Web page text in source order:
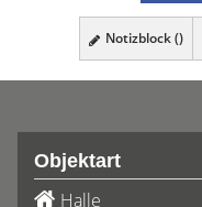
Notizblock ()
Objektart
Halle